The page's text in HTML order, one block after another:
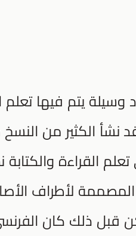
يتم فيها تعلم
نشأ الكثير من
القراءة والكتابة
لأطراف
قبل ذلك كان